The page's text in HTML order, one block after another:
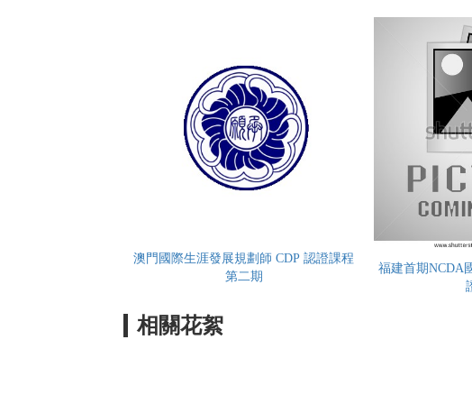
澳門國際生涯發展規劃師 CDP 認證課程
第二期
福建首期NCDA
相關花絮